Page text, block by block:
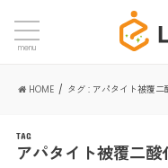
menu
HOME タグ : アパタイト被覆二
TAG
アパタイト被覆二酸